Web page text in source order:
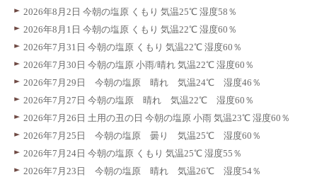
2026年8月2日 今朝の塩原 くもり 気温25℃ 湿度58％
2026年8月1日 今朝の塩原 くもり 気温22℃ 湿度60％
2026年7月31日 今朝の塩原 くもり 気温22℃ 湿度60％
2026年7月30日 今朝の塩原 小雨/晴れ 気温22℃ 湿度60％
2026年7月29日 今朝の塩原 晴れ 気温24℃ 湿度46％
2026年7月27日 今朝の塩原 晴れ 気温22℃ 湿度60％
2026年7月26日 土用の丑の日 今朝の塩原 小雨 気温23℃ 湿度60％
2026年7月25日 今朝の塩原 曇り 気温25℃ 湿度60％
2026年7月24日 今朝の塩原 くもり 気温25℃ 湿度55％
2026年7月23日 今朝の塩原 晴れ 気温26℃ 湿度54％